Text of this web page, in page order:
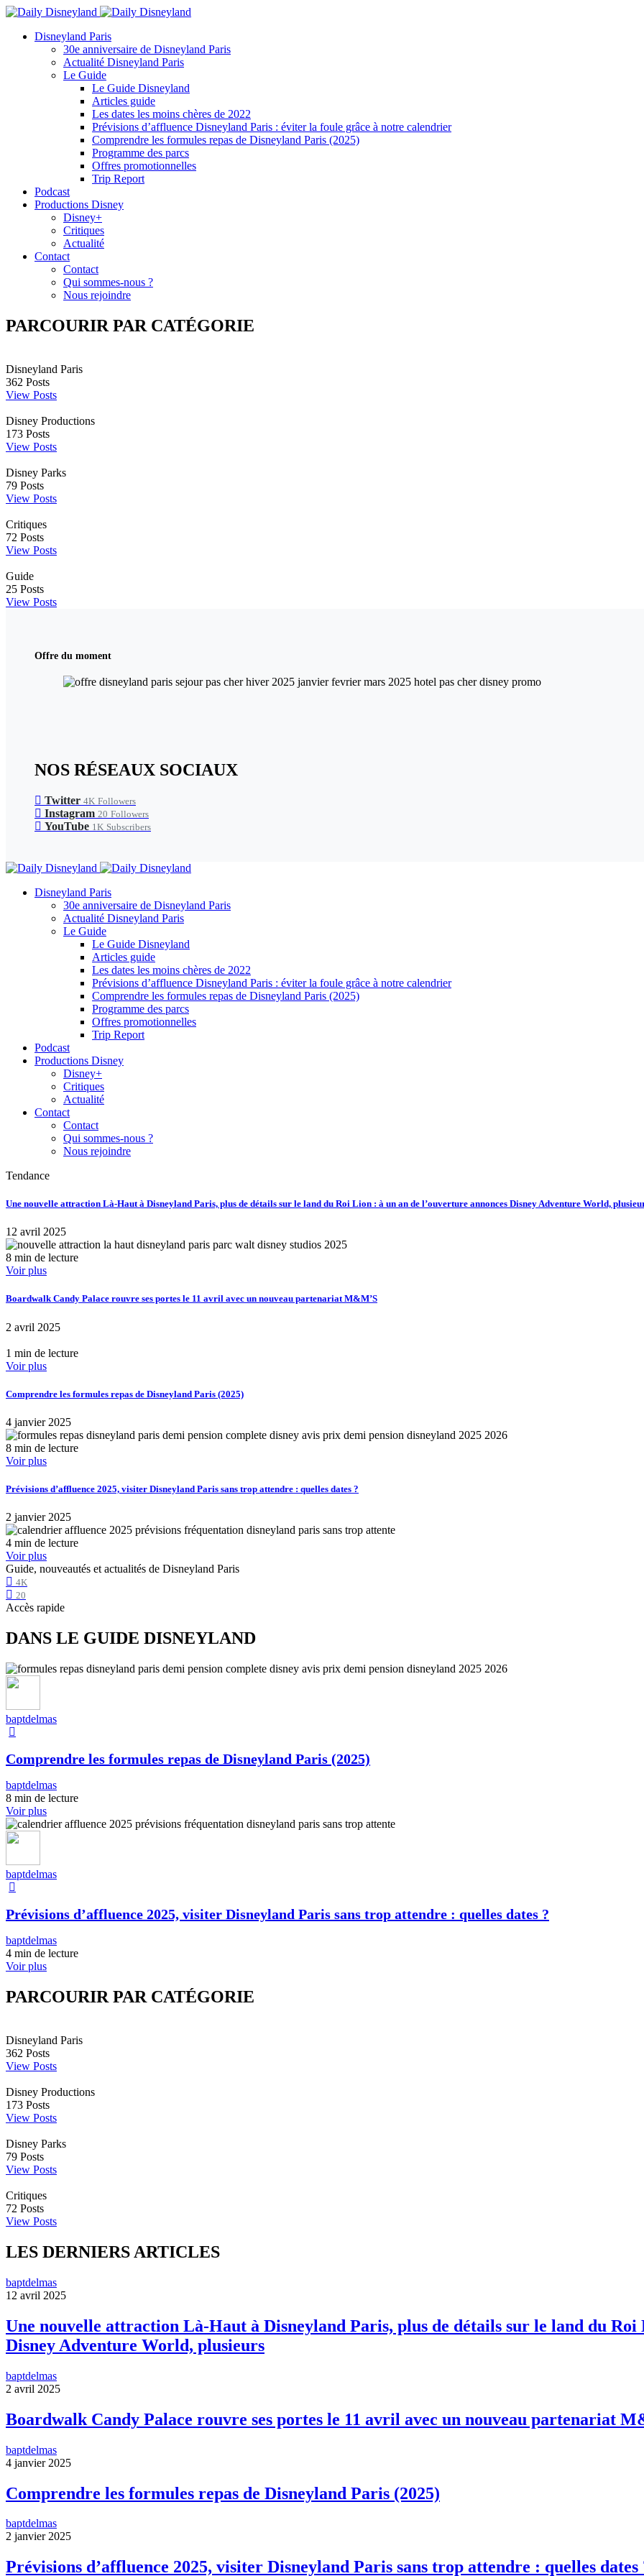
Disneyland Paris
30e anniversaire de Disneyland Paris
Actualité Disneyland Paris
Le Guide
Le Guide Disneyland
Articles guide
Les dates les moins chères de 2022
Prévisions d’affluence Disneyland Paris : éviter la foule grâce à notre calendrier
Comprendre les formules repas de Disneyland Paris (2025)
Programme des parcs
Offres promotionnelles
Trip Report
Podcast
Productions Disney
Disney+
Critiques
Actualité
Contact
Contact
Qui sommes-nous ?
Nous rejoindre
PARCOURIR PAR CATÉGORIE
Disneyland Paris
362 Posts
View Posts
Disney Productions
173 Posts
View Posts
Disney Parks
79 Posts
View Posts
Critiques
72 Posts
View Posts
Guide
25 Posts
View Posts
Offre du moment
NOS RÉSEAUX SOCIAUX
Twitter 4K Followers
Instagram 20 Followers
YouTube 1K Subscribers
Disneyland Paris
30e anniversaire de Disneyland Paris
Actualité Disneyland Paris
Le Guide
Le Guide Disneyland
Articles guide
Les dates les moins chères de 2022
Prévisions d’affluence Disneyland Paris : éviter la foule grâce à notre calendrier
Comprendre les formules repas de Disneyland Paris (2025)
Programme des parcs
Offres promotionnelles
Trip Report
Podcast
Productions Disney
Disney+
Critiques
Actualité
Contact
Contact
Qui sommes-nous ?
Nous rejoindre
Tendance
Une nouvelle attraction Là-Haut à Disneyland Paris, plus de détails sur le land du Roi Lion : à un an de l’ouverture annonces Disney Adventure World,
12 avril 2025
8 min de lecture
Voir plus
Boardwalk Candy Palace rouvre ses portes le 11 avril avec un nouveau partenariat M&M’S
2 avril 2025
1 min de lecture
Voir plus
Comprendre les formules repas de Disneyland Paris (2025)
4 janvier 2025
8 min de lecture
Voir plus
Prévisions d’affluence 2025, visiter Disneyland Paris sans trop attendre : quelles dates ?
2 janvier 2025
4 min de lecture
Voir plus
Guide, nouveautés et actualités de Disneyland Paris
4K
20
Accès rapide
DANS LE GUIDE DISNEYLAND
baptdelmas
Comprendre les formules repas de Disneyland Paris (2025)
baptdelmas
8 min de lecture
Voir plus
baptdelmas
Prévisions d’affluence 2025, visiter Disneyland Paris sans trop attendre : quelles dates ?
baptdelmas
4 min de lecture
Voir plus
PARCOURIR PAR CATÉGORIE
Disneyland Paris
362 Posts
View Posts
Disney Productions
173 Posts
View Posts
Disney Parks
79 Posts
View Posts
Critiques
72 Posts
View Posts
LES DERNIERS ARTICLES
baptdelmas
12 avril 2025
Une nouvelle attraction Là-Haut à Disneyland Paris, plus de détails sur le land du Roi
Disney Adventure World, plusieurs
baptdelmas
2 avril 2025
Boardwalk Candy Palace rouvre ses portes le 11 avril avec un nouveau partenariat
baptdelmas
4 janvier 2025
Comprendre les formules repas de Disneyland Paris (2025)
baptdelmas
2 janvier 2025
Prévisions d’affluence 2025, visiter Disneyland Paris sans trop attendre : quelles dates